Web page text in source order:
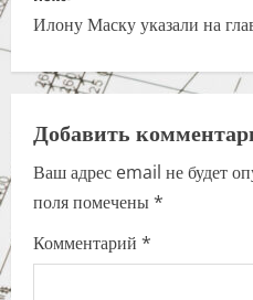
t
n
a
v
i
g
Илону Маску указали на
Добавить
Ваш адрес email не будет
поля помечены*
Комментарий *